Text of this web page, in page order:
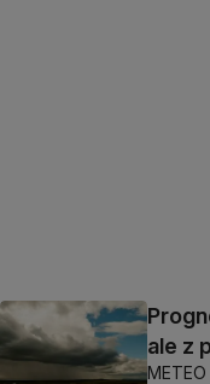
ale z
METEO